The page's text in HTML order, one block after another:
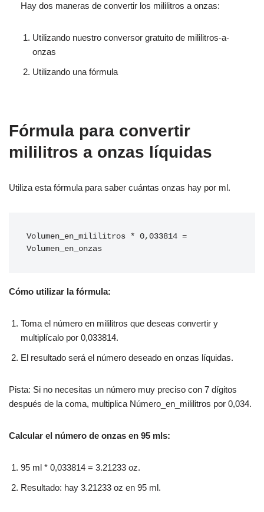
Hay dos maneras de convertir los mililitros a onzas:
Utilizando nuestro conversor gratuito de mililitros-a-
onzas
Utilizando una fórmula
Fórmula para convertir
mililitros a onzas líquidas
Utiliza esta fórmula para saber cuántas onzas hay por ml.
Volumen_en_mililitros * 0,033814 =
Volumen_en_onzas
Cómo utilizar la fórmula:
Toma el número en mililitros que deseas convertir y
multiplícalo por 0,033814.
El resultado será el número deseado en onzas líquidas.
Pista: Si no necesitas un número muy preciso con 7 dígitos
después de la coma, multiplica Número_en_mililitros por 0,034.
Calcular el número de onzas en 95 mls:
95 ml * 0,033814 = 3.21233 oz.
Resultado: hay 3.21233 oz en 95 ml.